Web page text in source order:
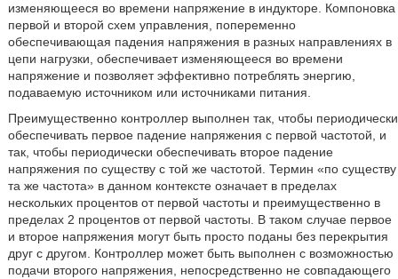
изменяющееся во времени напряжение в индукторе. Компоновка
первой и второй схем управления, попеременно
обеспечивающая падения напряжения в разных направлениях в
цепи нагрузки, обеспечивает изменяющееся во времени
напряжение и позволяет эффективно потреблять энергию,
подаваемую источником или источниками питания.
Преимущественно контроллер выполнен так, чтобы периодически
обеспечивать первое падение напряжения с первой частотой, и
так, чтобы периодически обеспечивать второе падение
напряжения по существу с той же частотой. Термин «по существу
та же частота» в данном контексте означает в пределах
нескольких процентов от первой частоты и преимущественно в
пределах 2 процентов от первой частоты. В таком случае первое
и второе напряжения могут быть просто поданы без перекрытия
друг с другом. Контроллер может быть выполнен с возможностью
подачи второго напряжения, непосредственно не совпадающего